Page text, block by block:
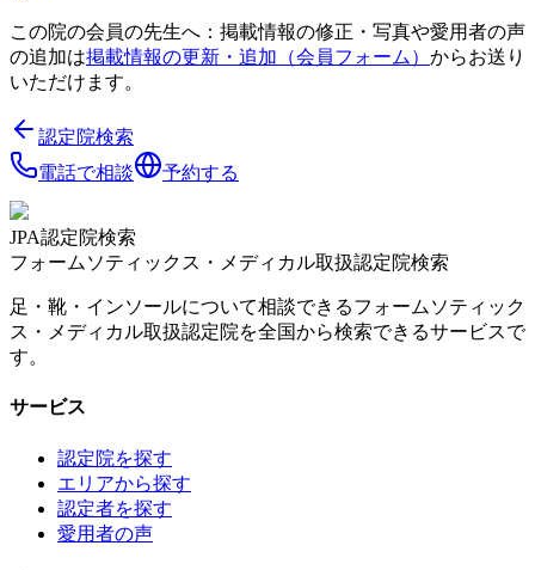
この院の会員の先生へ：掲載情報の修正・写真や愛用者の声
の追加は掲載情報の更新・追加（会員フォーム） からお送り
いただけます。
認定院検索
電話で相談
予約する
JPA認定院検索
フォームソティックス・メディカル取扱認定院検索
足・靴・インソールについて相談できるフォームソティック
ス・メディカル取扱認定院を全国から検索できるサービスで
す。
サービス
認定院を探す
エリアから探す
認定者を探す
愛用者の声